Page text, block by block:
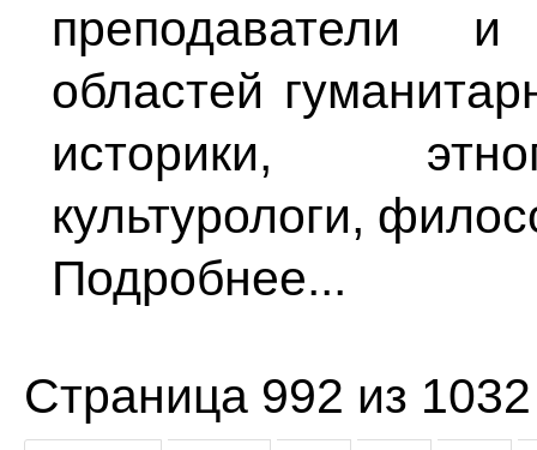
преподаватели
областей
историки,
культурологи,
Подробнее...
Страница 992 из 1032